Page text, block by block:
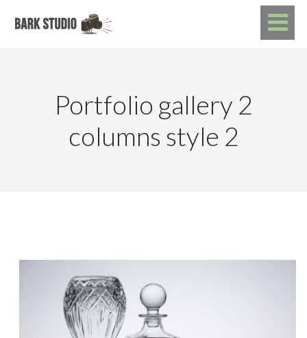
Portfolio gallery 2
columns style 2